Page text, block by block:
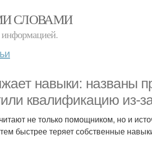
СЛОВАМИ
информацией.
навыки: названы
квалификацию из-
не только помощником, но и
быстрее теряет собственные